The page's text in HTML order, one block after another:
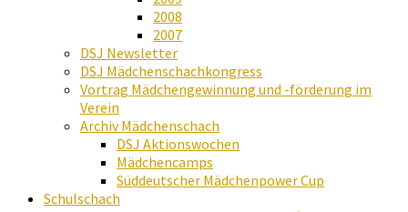
2008
2007
DSJ Newsletter
DSJ Mädchenschachkongress
Vortrag Mädchengewinnung und -förderung im
Verein
Archiv Mädchenschach
DSJ Aktionswochen
Mädchencamps
Süddeutscher Mädchenpower Cup
Schulschach